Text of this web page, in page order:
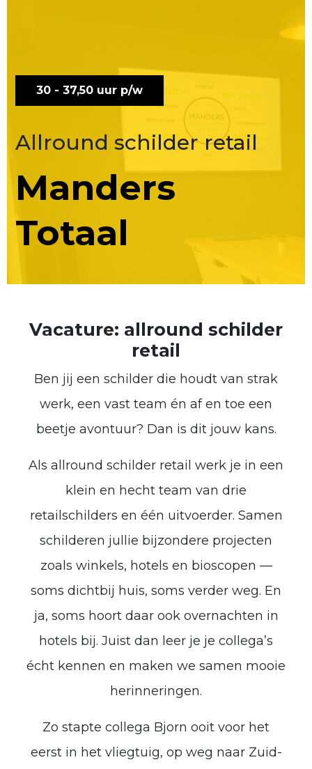
30 - 37,50 uur p/w
Allround schilder retail
Manders
Totaal
Vacature: allround schilder
retail
Ben jij een schilder die houdt van strak
werk, een vast team én af en toe een
beetje avontuur? Dan is dit jouw kans.
Als allround schilder retail werk je in een
klein en hecht team van drie
retailschilders en één uitvoerder. Samen
schilderen jullie bijzondere projecten
zoals winkels, hotels en bioscopen —
soms dichtbij huis, soms verder weg. En
ja, soms hoort daar ook overnachten in
hotels bij. Juist dan leer je je collega’s
écht kennen en maken we samen mooie
herinneringen.
Zo stapte collega Bjorn ooit voor het
eerst in het vliegtuig, op weg naar Zuid-